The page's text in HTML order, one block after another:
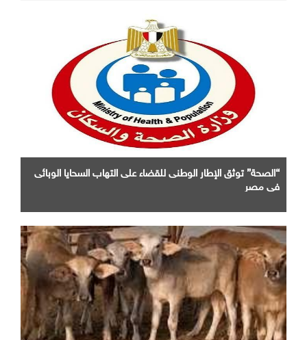
“الصحة” توثق الإطار الوطنى للقضاء على التهاب السحايا الوبائى
فى مصر